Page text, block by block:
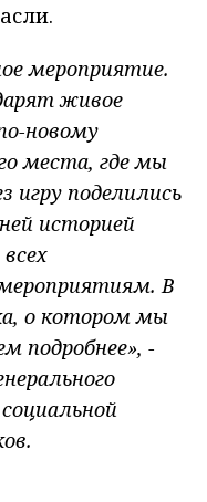
мероприятие.
живое
новому
места, где мы
поделились
историей
В
о котором мы
подробнее», -